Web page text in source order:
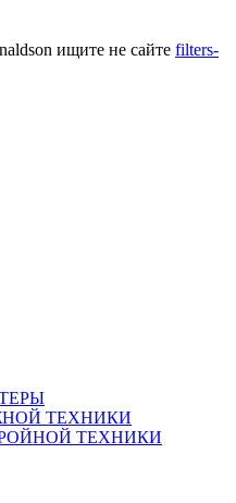
ищите не сайте filters-
ТЕХНИКИ
ТЕХНИКИ